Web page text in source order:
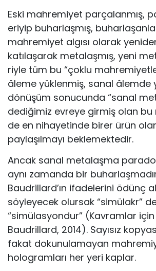
Eski mahremiyet parçalanmış,
eriyip buharlaşmış,
mahremiyet algısı olarak
katılaşarak metalaşmış, yeni
riyle tüm bu “çoklu
âleme yüklenmiş, sanal âlemde
dönüşüm sonucunda “sanal
dediğimiz evreye girmiş olan
de en nihayetinde birer ürün
paylaşılmayı beklemektedir.
Ancak sanal metalaşma
aynı zamanda bir
Baudrillard’ın ifadelerini ödünç
söyleyecek olursak “simülakr”
“simülasyondur” (Kavramlar için
Baudrillard, 2014). Sayısız
fakat dokunulamayan
hologramları her yeri kaplar.